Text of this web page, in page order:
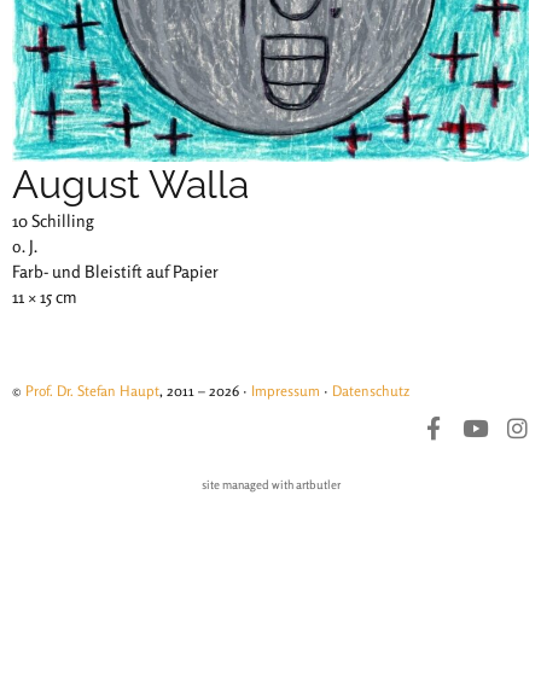
August Walla
10 Schilling
o. J.
Farb- und Bleistift auf Papier
11 × 15 cm
© Prof. Dr. Stefan Haupt, 2011 – 2026 · Impressum · Datenschutz
site managed with artbutler